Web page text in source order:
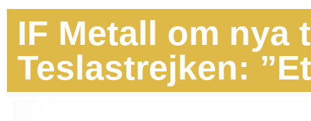
IF Metall om nya
Teslastrejken: